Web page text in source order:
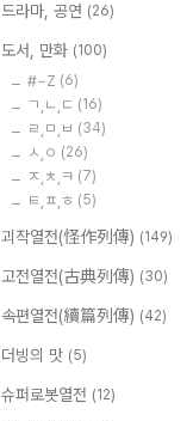
드라마, 공연 (26)
도서, 만화 (100)
#~Z (6)
ㄱ,ㄴ,ㄷ (16)
ㄹ,ㅁ,ㅂ (34)
ㅅ,ㅇ (26)
ㅈ,ㅊ,ㅋ (7)
ㅌ,ㅍ,ㅎ (5)
괴작열전(怪作列傳) (149)
고전열전(古典列傳) (30)
속편열전(續篇列傳) (42)
더빙의 맛 (5)
슈퍼로봇열전 (12)